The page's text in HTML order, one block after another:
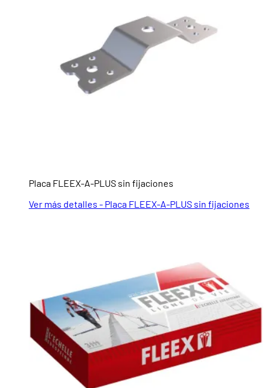
Placa FLEEX-A-PLUS sin fijaciones
Ver más detalles - Placa FLEEX-A-PLUS sin fijaciones